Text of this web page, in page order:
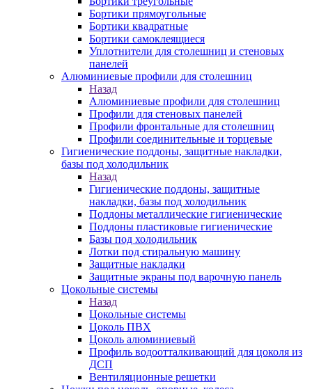
Бортики прямоугольные
Бортики квадратные
Бортики самоклеящиеся
Уплотнители для столешниц и стеновых
панелей
Алюминиевые профили для столешниц
Назад
Алюминиевые профили для столешниц
Профили для стеновых панелей
Профили фронтальные для столешниц
Профили соединительные и торцевые
Гигиенические поддоны, защитные накладки,
базы под холодильник
Назад
Гигиенические поддоны, защитные
накладки, базы под холодильник
Поддоны металлические гигиенические
Поддоны пластиковые гигиенические
Базы под холодильник
Лотки под стиральную машину
Защитные накладки
Защитные экраны под варочную панель
Цокольные системы
Назад
Цокольные системы
Цоколь ПВХ
Цоколь алюминиевый
Профиль водоотталкивающий для цоколя из
ДСП
Вентиляционные решетки